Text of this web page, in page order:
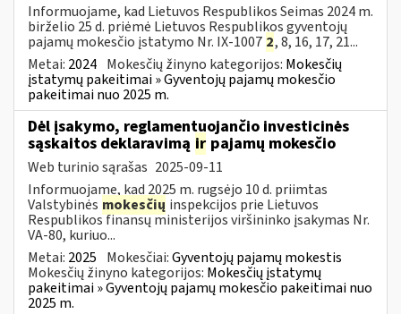
Informuojame, kad Lietuvos Respublikos Seimas 2024 m.
birželio 25 d. priėmė Lietuvos Respublikos gyventojų
pajamų mokesčio įstatymo Nr. IX-1007 2, 8, 16, 17, 21...
Metai: 2024 Mokesčių žinyno kategorijos: Mokesčių
įstatymų pakeitimai » Gyventojų pajamų mokesčio
pakeitimai nuo 2025 m.
Dėl įsakymo, reglamentuojančio investicinės
sąskaitos deklaravimą ir pajamų mokesčio
Web turinio sąrašas 2025-09-11
Informuojame, kad 2025 m. rugsėjo 10 d. priimtas
Valstybinės mokesčių inspekcijos prie Lietuvos
Respublikos finansų ministerijos viršininko įsakymas Nr.
VA-80, kuriuo...
Metai: 2025 Mokesčiai:Gyventojų pajamų mokestis
Mokesčių žinyno kategorijos: Mokesčių įstatymų
pakeitimai » Gyventojų pajamų mokesčio pakeitimai nuo
2025 m.